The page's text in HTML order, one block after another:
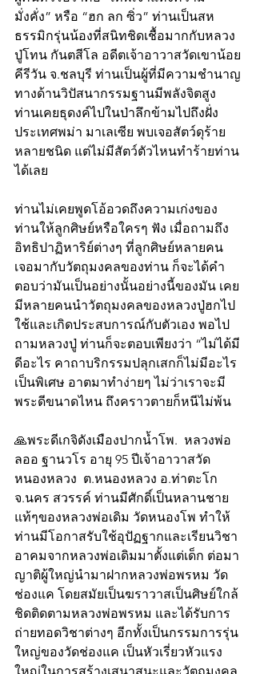
มั่งคั่ง” หรือ “ฮก ลก ซิ่ว” ท่านเป็นสห
ธรรมิกรุ่นน้องที่สนิทชิดเชื้อมากกับหลวง
ปู่โทน กันตสีโล อดีตเจ้าอาวาสวัดเขาน้อย
คีรีวัน จ.ชลบุรี ท่านเป็นผู้ที่มีความชำนาญ
ทางด้านวิปัสนากรรมฐานมีพลังจิตสูง
ท่านเคยธุดงค์ไปในป่าลึกข้ามไปถึงฝั่ง
ประเทศพม่า มาเลเซีย พบเจอสัตว์ดุร้าย
หลายชนิด แต่ไม่มีสัตว์ตัวไหนทำร้ายท่าน
ได้เลย
ท่านไม่เคยพูดโอ้อวดถึงความเก่งของ
ท่านให้ลูกศิษย์หรือใครๆ ฟัง เมื่อถามถึง
อิทธิปาฏิหาริย์ต่างๆ ที่ลูกศิษย์หลายคน
เจอมากับวัตถุมงคลของท่าน ก็จะได้คำ
ตอบว่ามันเป็นอย่างนั้นอย่างนี้ของมัน เคย
มีหลายคนนำวัตถุมงคลของหลวงปู่ฮกไป
ใช้และเกิดประสบการณ์กับตัวเอง พอไป
ถามหลวงปู่ ท่านก็จะตอบเพียงว่า “ไม่ได้มี
ดีอะไร คาถาบริกรรมปลุกเสกก็ไม่มีอะไร
เป็นพิเศษ อาตมาทำง่ายๆ ไม่ว่าเราจะมี
พระดีขนาดไหน ถึงคราวตายก็หนีไม่พ้น
🙏พระดีเกจิดังเมืองปากน้ำโพ.  หลวงพ่อ
ลออ ฐานวโร อายุ 95 ปีเจ้าอาวาสวัด
หนองหลวง  ต.หนองหลวง อ.ท่าตะโก
จ.นคร สวรรค์ ท่านมีศักดิ์เป็นหลานชาย
แท้ๆของหลวงพ่อเดิม วัดหนองโพ ทำให้
ท่านมีโอกาสรับใช้อุปัฏฐากและเรียนวิชา
อาคมจากหลวงพ่อเดิมมาตั้งแต่เด็ก ต่อมา
ญาติผู้ใหญ่นำมาฝากหลวงพ่อพรหม วัด
ช่องแค โดยสมัยเป็นฆราวาสเป็นศิษย์ใกล้
ชิดติดตามหลวงพ่อพรหม และได้รับการ
ถ่ายทอดวิชาต่างๆ อีกทั้งเป็นกรรมการรุ่น
ใหญ่ของวัดช่องแค เป็นหัวเรี่ยวหัวแรง